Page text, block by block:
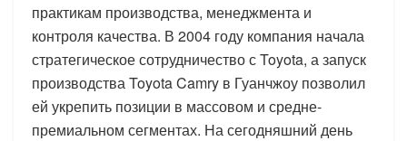
практикам производства, менеджмента и
контроля качества. В 2004 году компания начала
стратегическое сотрудничество с Toyota, а запуск
производства Toyota Camry в Гуанчжоу позволил
ей укрепить позиции в массовом и средне-
премиальном сегментах. На сегодняшний день